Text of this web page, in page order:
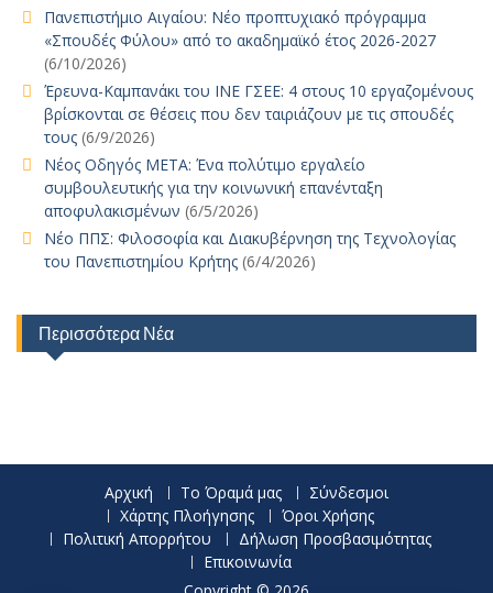
Πανεπιστήμιο Αιγαίου: Νέο προπτυχιακό πρόγραμμα
«Σπουδές Φύλου» από το ακαδημαϊκό έτος 2026-2027
(6/10/2026)
Έρευνα-Καμπανάκι του ΙΝΕ ΓΣΕΕ: 4 στους 10 εργαζομένους
βρίσκονται σε θέσεις που δεν ταιριάζουν με τις σπουδές
τους (6/9/2026)
Νέος Οδηγός ΜΕΤΑ: Ένα πολύτιμο εργαλείο
συμβουλευτικής για την κοινωνική επανένταξη
αποφυλακισμένων (6/5/2026)
Νέο ΠΠΣ: Φιλοσοφία και Διακυβέρνηση της Τεχνολογίας
του Πανεπιστημίου Κρήτης (6/4/2026)
Περισσότερα Νέα
Αρχική Το Όραμά μας
Σύνδεσμοι
Χάρτης Πλοήγησης
Όροι Χρήσης
Πολιτική Απορρήτου
Δήλωση Προσβασιμότητας
Επικοινωνία